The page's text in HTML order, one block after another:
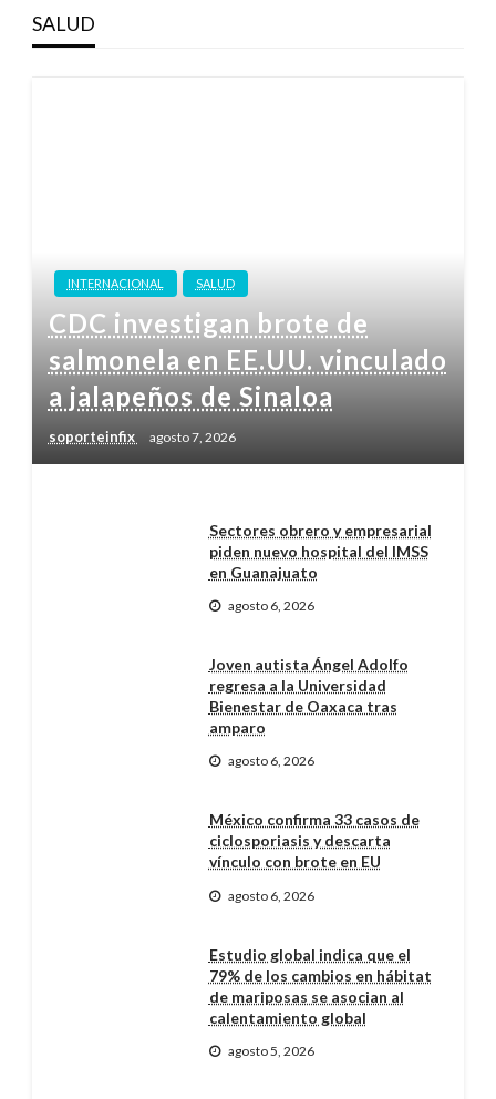
SALUD
INTERNACIONAL SALUD
CDC investigan brote de
salmonela en EE.UU. vinculado
a jalapeños de Sinaloa
soporteinfix agosto 7, 2026
Sectores obrero y empresarial
piden nuevo hospital del IMSS
en Guanajuato
agosto 6, 2026
Joven autista Ángel Adolfo
regresa a la Universidad
Bienestar de Oaxaca tras
amparo
agosto 6, 2026
México confirma 33 casos de
ciclosporiasis y descarta
vínculo con brote en EU
agosto 6, 2026
Estudio global indica que el
79% de los cambios en hábitat
de mariposas se asocian al
calentamiento global
agosto 5, 2026